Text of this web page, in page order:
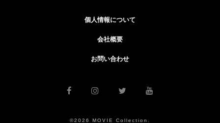
個人情報について
会社概要
お問い合わせ
©2026 MOVIE Collection.